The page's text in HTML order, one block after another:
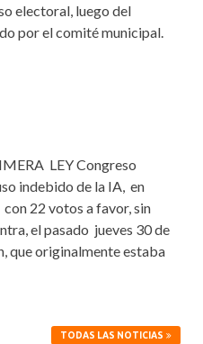
electoral, luego del
por el comité municipal.
LEY Congreso
indebido de la IA, en
22 votos a favor, sin
el pasado jueves 30 de
que originalmente estaba
TODAS LAS NOTICIAS